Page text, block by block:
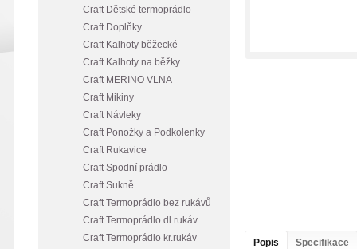
Craft Dětské termoprádlo
Craft Doplňky
Craft Kalhoty běžecké
Craft Kalhoty na běžky
Craft MERINO VLNA
Craft Mikiny
Craft Návleky
Craft Ponožky a Podkolenky
Craft Rukavice
Craft Spodní prádlo
Craft Sukně
Craft Termoprádlo bez rukávů
Craft Termoprádlo dl.rukáv
Craft Termoprádlo kr.rukáv
Popis Specifikace